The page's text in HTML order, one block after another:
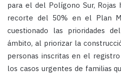
para el del Polígono Sur, Rojas
recorte del 50% en el Plan
cuestionado las prioridades
ámbito, al priorizar la
personas inscritas en el
los casos urgentes de familias